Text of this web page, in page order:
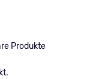
Produkte